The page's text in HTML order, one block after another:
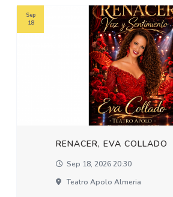
RENACER, EVA COLLADO
Sep 18, 2026 20:30
Teatro Apolo Almeria
Sep
18